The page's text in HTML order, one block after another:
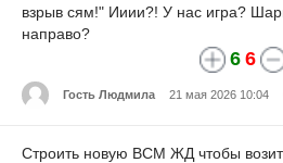
взрыв сям!" Ииии?! У нас игра?
направо?
6 6
Гость Людмила 21 мая 2026 10:04
Строить новую ВСМ ЖД чтобы